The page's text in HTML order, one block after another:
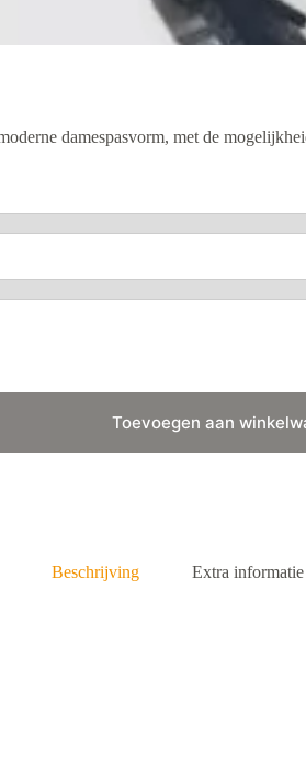
damespasvorm, met de
Toevoegen aan
Beschrijving Extra informatie